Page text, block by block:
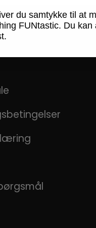
du samtykke til at
FUNtastic. Du kan